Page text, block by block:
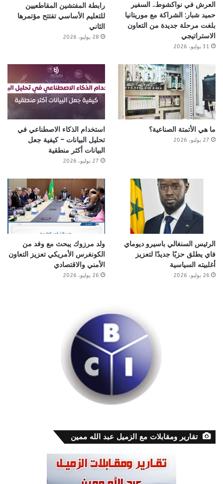
العرش في نواكشوط.. السفير
حميد شبار: الشراكة مع موريتانيا
بلغت مرحلة جديدة من التعاون
الاستراتيجي
31 يوليو، 2026
رابطة المفتشين المقاطعيين
للتعليم الأساسي تفتتح مؤتمرها
الثاني
28 يوليو، 2026
ما هي الأتمتة الصناعية؟
27 يوليو، 2026
استخدام الذكاء الاصطناعي في
تحليل البيانات – كيفية جعل
البيانات أكثر منطقية
27 يوليو، 2026
الرئيس السنغالي باسيرو ديوماي
فاي يطلق حزبًا جديدًا لتعزيز
أغلبيته السياسية
26 يوليو، 2026
ولد مرزوك يبحث مع وفد من
الكونغرس الأمريكي تعزيز التعاون
الأمني والاقتصادي
26 يوليو، 2026
تقارير ومقابلات مع الزميل عبد الله ممين